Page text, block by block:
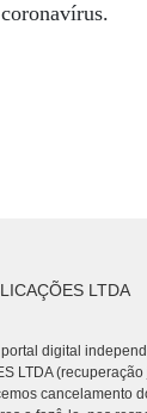
coronavírus.
LTDA
digital
LTDA
cancelamento